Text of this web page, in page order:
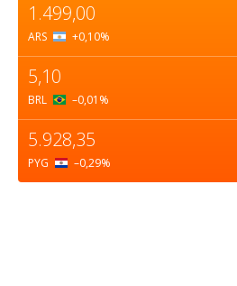
1.499,00
ARS +0,10%
5,10
BRL –0,01 %
5.928,35
PYG –0,29%